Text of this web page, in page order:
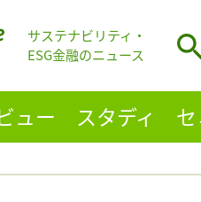
サステナビリティ・
ESG金融のニュース
ュー スタディ